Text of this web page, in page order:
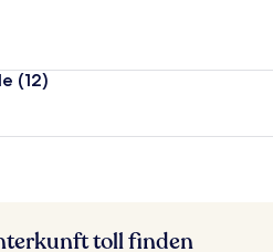
(12)
toll finden